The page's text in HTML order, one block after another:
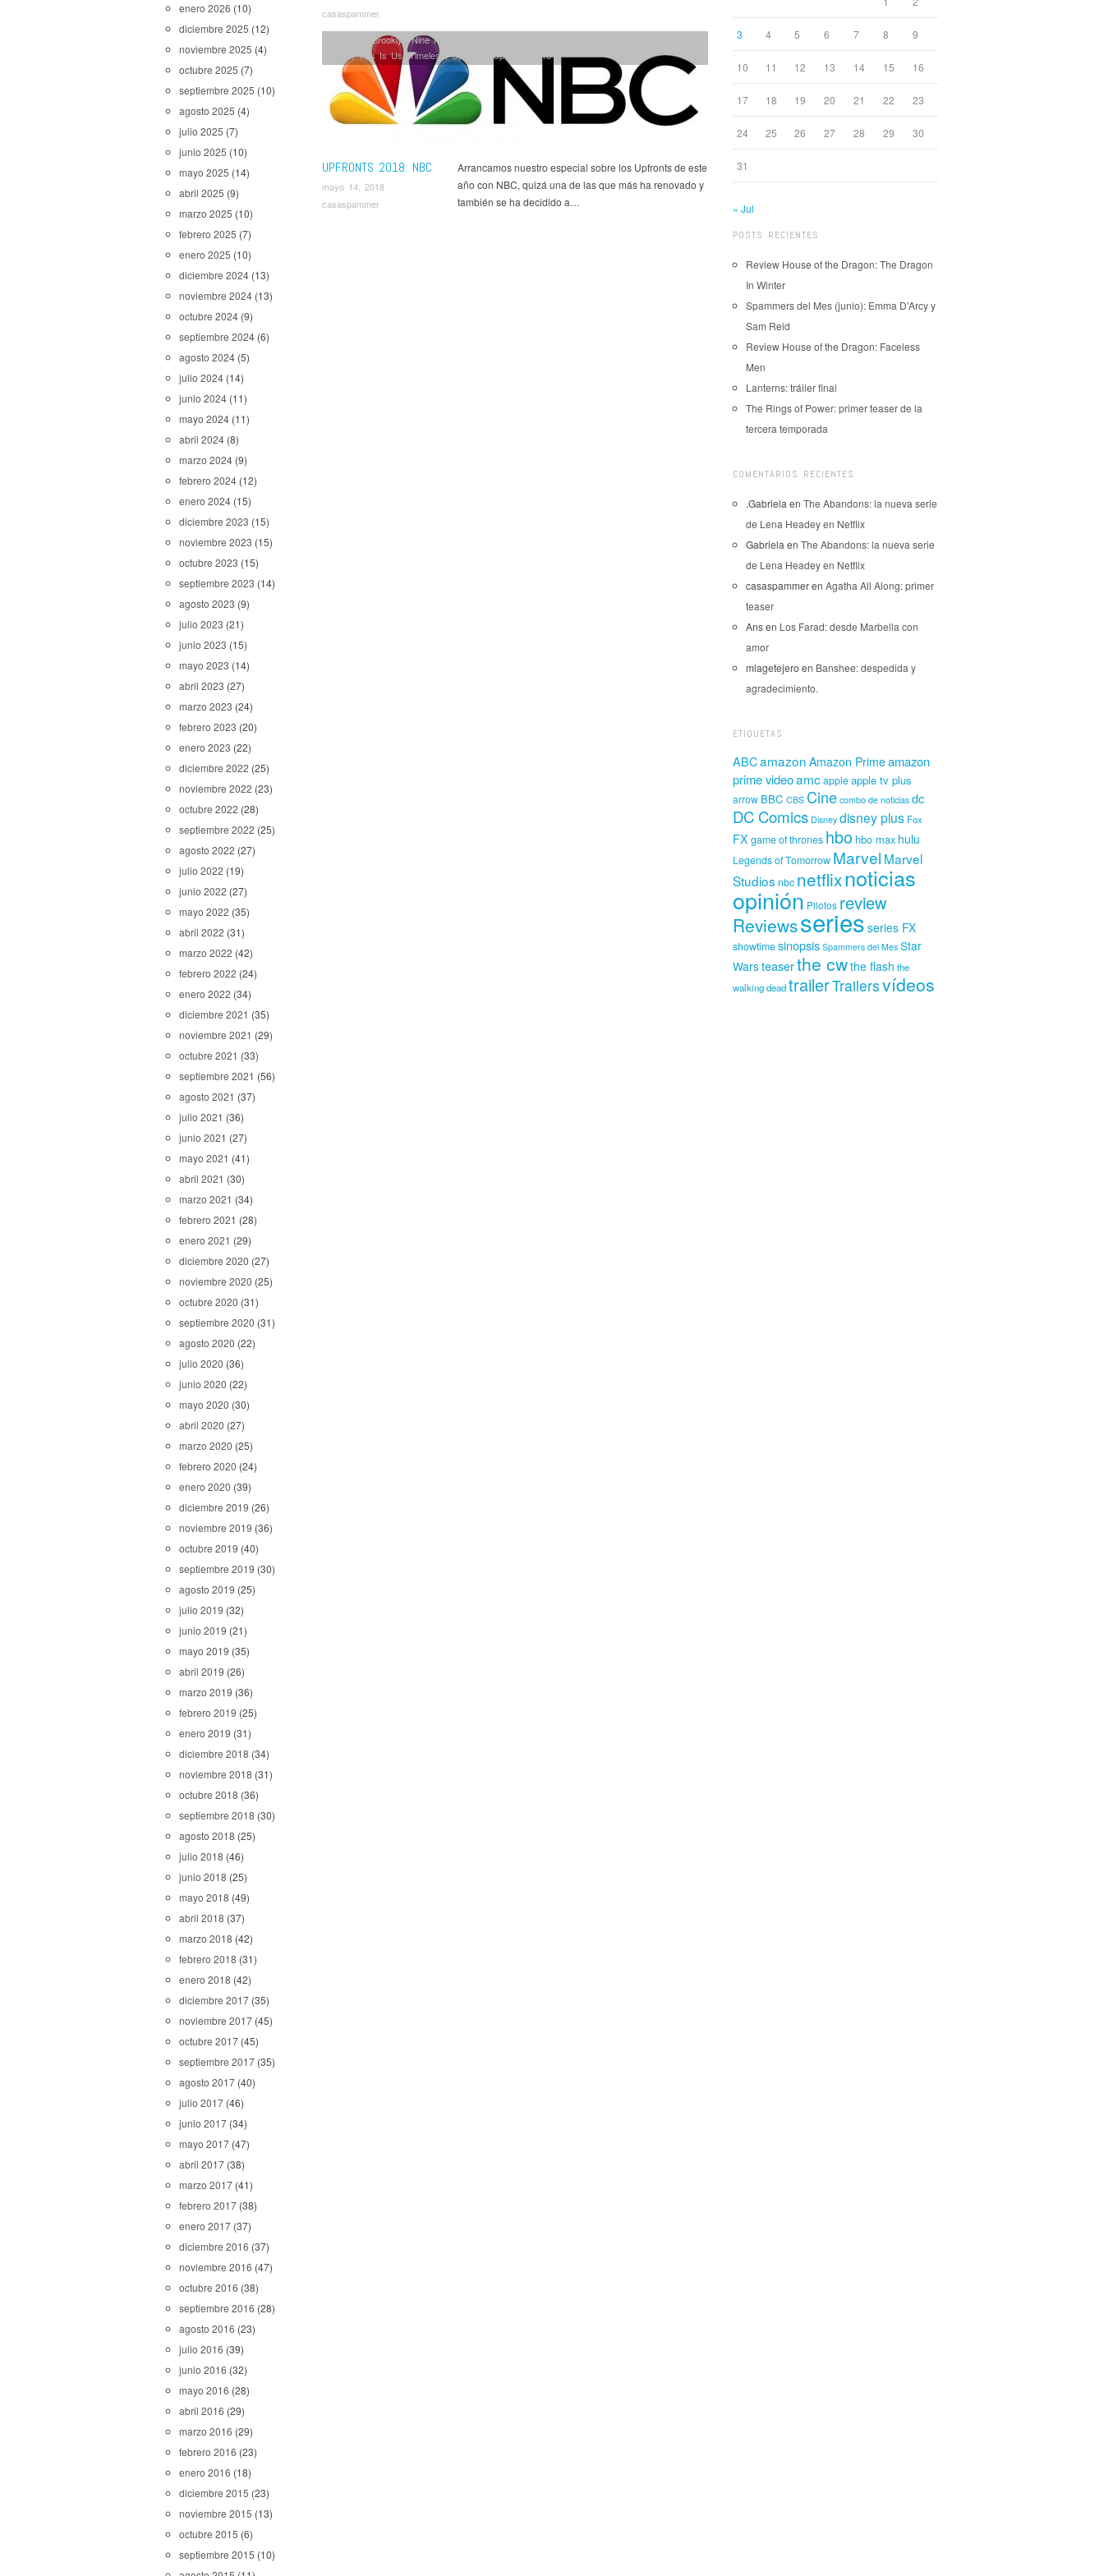
enero 2026 (10)
diciembre 2025 (12)
noviembre 2025 (4)
octubre 2025 (7)
septiembre 2025 (10)
agosto 2025 (4)
julio 2025 (7)
junio 2025 (10)
mayo 2025 (14)
abril 2025 (9)
marzo 2025 (10)
febrero 2025 (7)
enero 2025 (10)
diciembre 2024 (13)
noviembre 2024 (13)
octubre 2024 (9)
septiembre 2024 (6)
agosto 2024 (5)
julio 2024 (14)
junio 2024 (11)
mayo 2024 (11)
abril 2024 (8)
marzo 2024 (9)
febrero 2024 (12)
enero 2024 (15)
diciembre 2023 (15)
noviembre 2023 (15)
octubre 2023 (15)
septiembre 2023 (14)
agosto 2023 (9)
julio 2023 (21)
junio 2023 (15)
mayo 2023 (14)
abril 2023 (27)
marzo 2023 (24)
febrero 2023 (20)
enero 2023 (22)
diciembre 2022 (25)
noviembre 2022 (23)
octubre 2022 (28)
septiembre 2022 (25)
agosto 2022 (27)
julio 2022 (19)
junio 2022 (27)
mayo 2022 (35)
abril 2022 (31)
marzo 2022 (42)
febrero 2022 (24)
enero 2022 (34)
diciembre 2021 (35)
noviembre 2021 (29)
octubre 2021 (33)
septiembre 2021 (56)
agosto 2021 (37)
julio 2021 (36)
junio 2021 (27)
mayo 2021 (41)
abril 2021 (30)
marzo 2021 (34)
febrero 2021 (28)
enero 2021 (29)
diciembre 2020 (27)
noviembre 2020 (25)
octubre 2020 (31)
septiembre 2020 (31)
agosto 2020 (22)
julio 2020 (36)
junio 2020 (22)
mayo 2020 (30)
abril 2020 (27)
marzo 2020 (25)
febrero 2020 (24)
enero 2020 (39)
diciembre 2019 (26)
noviembre 2019 (36)
octubre 2019 (40)
septiembre 2019 (30)
agosto 2019 (25)
julio 2019 (32)
junio 2019 (21)
mayo 2019 (35)
abril 2019 (26)
marzo 2019 (36)
febrero 2019 (25)
enero 2019 (31)
diciembre 2018 (34)
noviembre 2018 (31)
octubre 2018 (36)
septiembre 2018 (30)
agosto 2018 (25)
julio 2018 (46)
junio 2018 (25)
mayo 2018 (49)
abril 2018 (37)
marzo 2018 (42)
febrero 2018 (31)
enero 2018 (42)
diciembre 2017 (35)
noviembre 2017 (45)
octubre 2017 (45)
septiembre 2017 (35)
agosto 2017 (40)
julio 2017 (46)
junio 2017 (34)
mayo 2017 (47)
abril 2017 (38)
marzo 2017 (41)
febrero 2017 (38)
enero 2017 (37)
diciembre 2016 (37)
noviembre 2016 (47)
octubre 2016 (38)
septiembre 2016 (28)
agosto 2016 (23)
julio 2016 (39)
junio 2016 (32)
mayo 2016 (28)
abril 2016 (29)
marzo 2016 (29)
febrero 2016 (23)
enero 2016 (18)
diciembre 2015 (23)
noviembre 2015 (13)
octubre 2015 (6)
septiembre 2015 (10)
casaspammer
UPFRONTS 2018: NBC
mayo 14, 2018
casaspammer
Brooklyn Nine Nine
Place,This Is Us,Timeless,Upfronts Upfronts 2018
Arrancamos nuestro especial sobre los Upfronts de este
año con NBC, quizá una de las que más ha renovado y
también se ha decidido a…
3 4 5 6 7 8 9
10 11 12 13 14 15 16
17 18 19 20 21 22 23
24 25 26 27 28 29 30
31
« Jul
POSTS RECIENTES
Review House of the Dragon: The Dragon
In Winter
Spammers del Mes (junio): Emma D’Arcy y
Sam Reid
Review House of the Dragon: Faceless
Men
Lanterns: tráiler final
The Rings of Power: primer teaser de la
tercera temporada
COMENTARIOS RECIENTES
.Gabriela en The Abandons: la nueva serie
de Lena Headey en Netflix
Gabriela en The Abandons: la nueva serie
de Lena Headey en Netflix
casaspammeren Agatha All Along: primer
teaser
Ansen Los Farad: desde Marbella con
amor
mlagetejero en Banshee: despedida y
agradecimiento.
ETIQUETAS
ABCamazon Amazon Primeamazon
prime videoamcapple apple tv plus
arrow BBC CBS Cine combo de noticias dc
DC Comics Disney disney plus Fox
FX game of thrones hbo hbo max hulu
Legends of Tomorrow Marvel Marvel
Studios nbc netflixnoticias
opinión Pilotos review
Reviewsseries series FX
showtimesinopsis Spammers del Mes Star
Warsteaserthe cwthe flash the
walking deadtrailerTrailersvídeos